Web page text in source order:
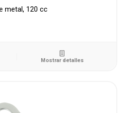
metal, 120 cc
Mostrar detalles